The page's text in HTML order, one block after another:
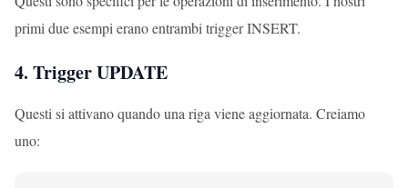
primi due esempi erano entrambi trigger INSERT.
4. Trigger UPDATE
Questi si attivano quando una riga viene aggiornata. Creiamo
uno: